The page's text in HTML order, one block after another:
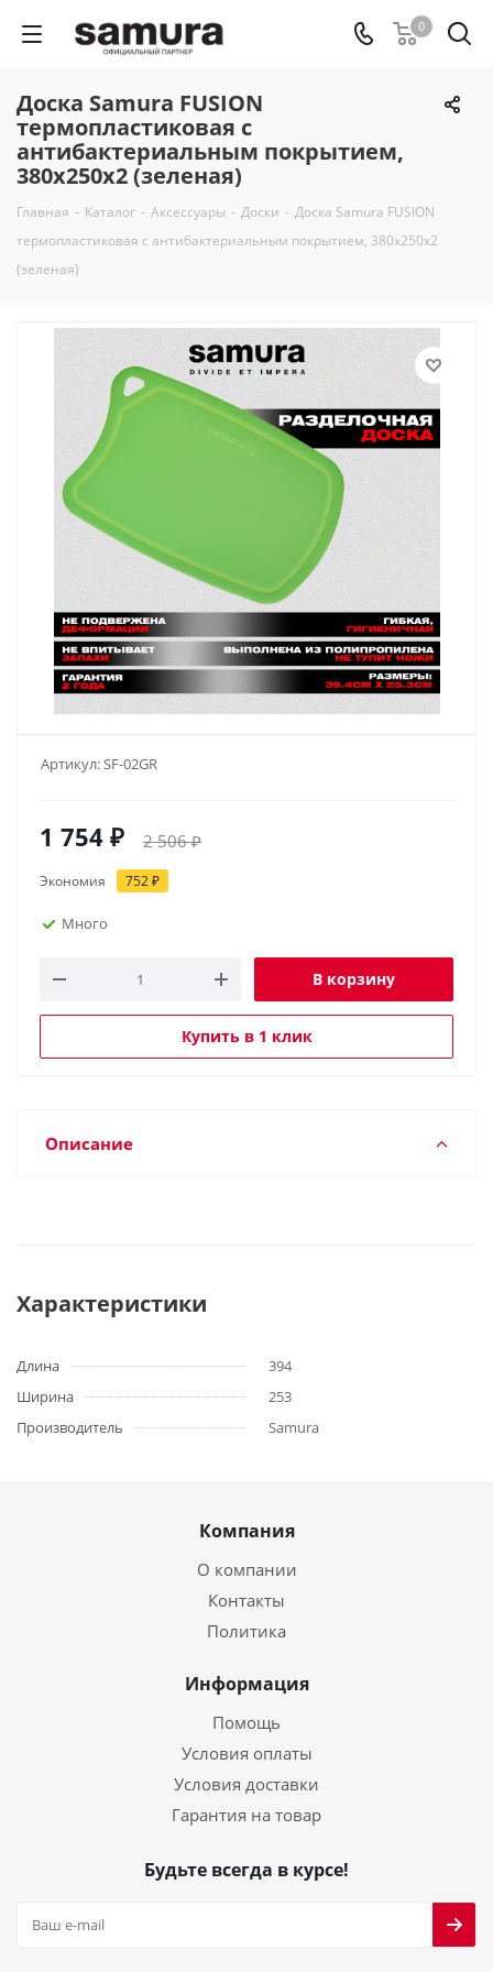
0
Доска Samura FUSION
термопластиковая с
антибактериальным покрытием,
380х250х2 (зеленая)
Главная - Каталог - Аксессуары - Доски - Доска Samura FUSION
термопластиковая с антибактериальным покрытием, 380х250х2
(зеленая)
Артикул:SF-02GR
1 754 ₽ 2 506₽
Экономия 752₽
Много
В корзину
Купить в 1 клик
Описание
Характеристики
Длина
394
Ширина
253
Производитель
Samura
Компания
О компании
Контакты
Политика
Информация
Помощь
Условия оплаты
Условия доставки
Гарантия на товар
Будьте всегда в курсе!